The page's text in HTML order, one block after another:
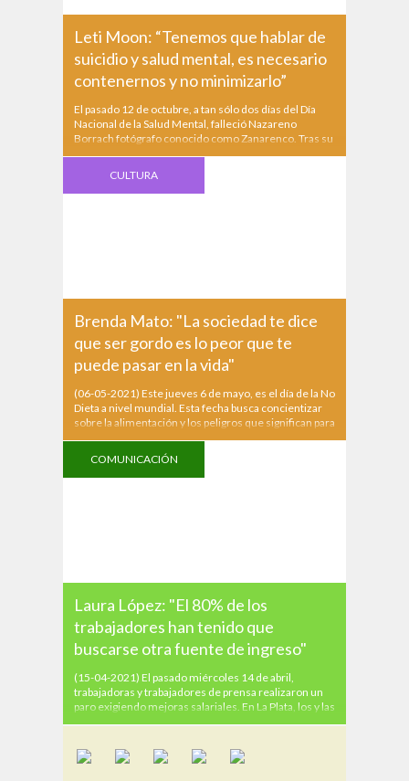
Leti Moon: “Tenemos que hablar de
suicidio y salud mental, es necesario
contenernos y no minimizarlo”
El pasado 12 de octubre, a tan sólo dos días del Día
Nacional de la Salud Mental, falleció Nazareno
Borrach fotógrafo conocido como Zanarenco. Tras su
perdida, su amiga y colega Leti Moon, convocó a
40) dónde se estarán proyectando las...
CULTURA
Brenda Mato: "La sociedad te dice
que ser gordo es lo peor que te
puede pasar en la vida"
(06-05-2021) Este jueves 6 de mayo, es el día de la No
Dieta a nivel mundial. Esta fecha busca concientizar
sobre la alimentación y los peligros que significan para
las corporalidades muchas dietas a las que se
someten algunas personas ante el mandato estético y
la patologización de los cuerpos...
COMUNICACIÓN
Laura López: "El 80% de los
trabajadores han tenido que
buscarse otra fuente de ingreso"
(15-04-2021) El pasado miércoles 14 de abril,
trabajadoras y trabajadores de prensa realizaron un
paro exigiendo mejoras salariales. En La Plata, los y las
empleadas del diario El Día, llevaron a cabo un cese de
Desde RES, nos comunicamos con...